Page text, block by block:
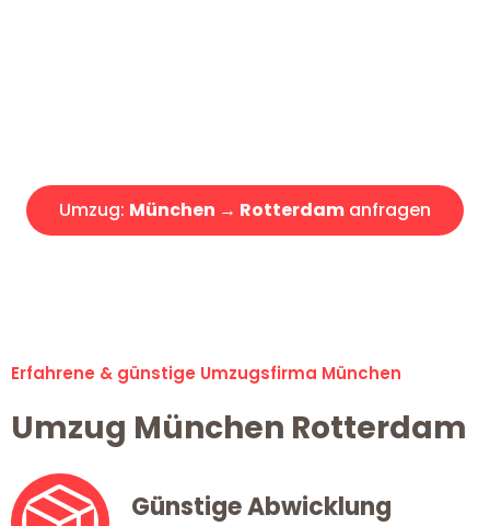
Umzug: München → Rotterdam anfragen
Erfahrene & günstige Umzugsfirma München
Umzug München Rotterdam
Günstige Abwicklung